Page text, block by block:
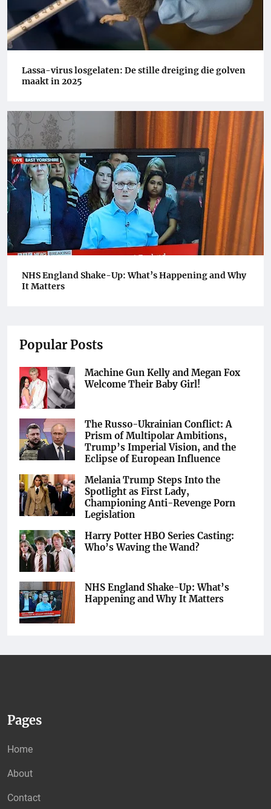
Lassa-virus losgelaten: De stille dreiging die golven
maakt in 2025
NHS England Shake-Up: What’s Happening and Why
It Matters
Popular Posts
Machine Gun Kelly and Megan Fox
Welcome Their Baby Girl!
The Russo-Ukrainian Conflict: A
Prism of Multipolar Ambitions,
Trump’s Imperial Vision, and the
Eclipse of European Influence
Melania Trump Steps Into the
Spotlight as First Lady,
Championing Anti-Revenge Porn
Legislation
Harry Potter HBO Series Casting:
Who’s Waving the Wand?
NHS England Shake-Up: What’s
Happening and Why It Matters
Pages
Home
About
Contact